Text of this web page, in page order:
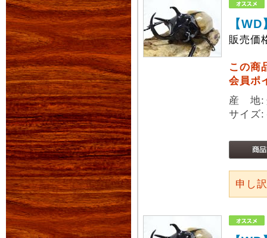
【
販売価
この商
会員ポ
産 地:
サイズ
申し